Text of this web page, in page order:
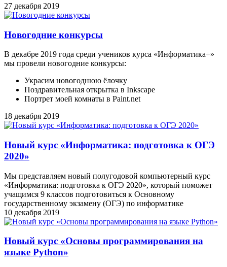
27 декабря 2019
Новогодние конкурсы
В декабре 2019 года среди учеников курса «Информатика+»
мы провели новогодние конкурсы:
Украсим новогоднюю ёлочку
Поздравительная открытка в Inkscape
Портрет моей комнаты в Paint.net
18 декабря 2019
Новый курс «Информатика: подготовка к ОГЭ
2020»
Мы представляем новый полугодовой компьютерный курс
«Информатика: подготовка к ОГЭ 2020», который поможет
учащимся 9 классов подготовиться к Основному
государственному экзамену (ОГЭ) по информатике
10 декабря 2019
Новый курс «Основы программирования на
языке Python»